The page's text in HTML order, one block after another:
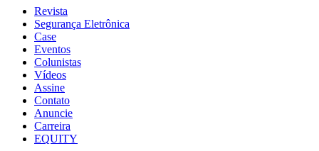
Revista
Segurança Eletrônica
Case
Eventos
Colunistas
Vídeos
Assine
Contato
Anuncie
Carreira
EQUITY